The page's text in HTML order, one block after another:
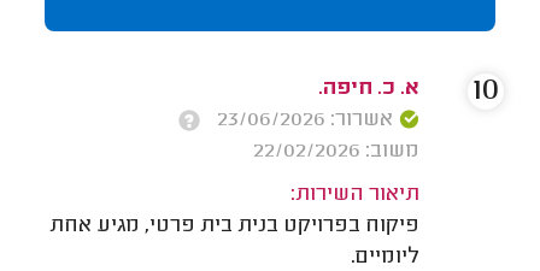
א. כ. חיפה.
אשרור: 23/06/2026
משוב: 22/02/2026
תיאור השירות:
פיקוח בפרויקט בנית בית פרטי, מגיע אחת
ליומיים.
10